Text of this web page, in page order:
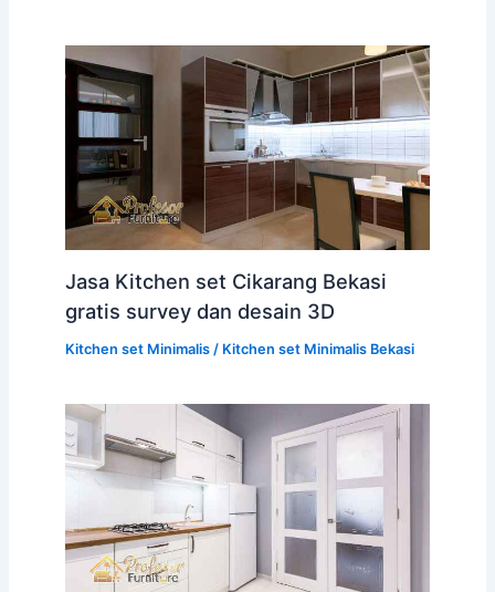
Jasa Kitchen set Cikarang Bekasi
gratis survey dan desain 3D
Kitchen set Minimalis/ Kitchen set Minimalis Bekasi